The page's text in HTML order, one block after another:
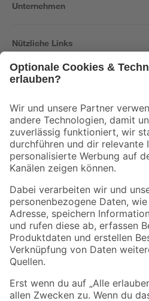
Unternehmen
Nützliche Links
Der toom Newsletter: Keine Angebote und
Zur Newsletter Anmeldung
Folge uns
Zahlungsarten
Sicher einkaufen